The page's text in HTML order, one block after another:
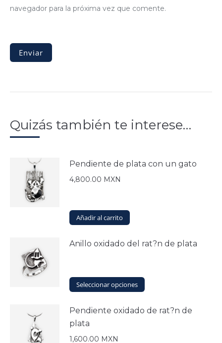
navegador para la próxima vez que comente.
Quizás también te interese…
Pendiente de plata con un gato
4,800.00 MXN
Añadir al carrito
Anillo oxidado del rat?n de plata
Seleccionar opciones
Este
producto
múltiples
Pendiente oxidado de rat?n de
plata
1,600.00 MXN